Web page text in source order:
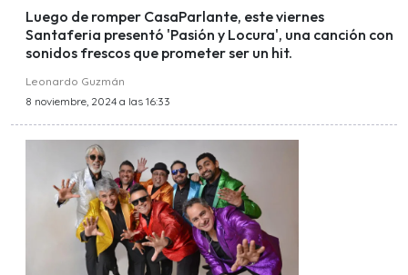
Luego de romper CasaParlante, este viernes
Santaferia presentó 'Pasión y Locura', una canción con
sonidos frescos que prometer ser un hit.
Leonardo Guzmán
8 noviembre, 2024 a las 16:33